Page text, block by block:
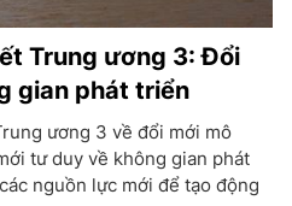
Trung ương 3: Đổi
gian phát triển
ương 3 về đổi mới mô
tư duy về không gian phát
nguồn lực mới để tạo động